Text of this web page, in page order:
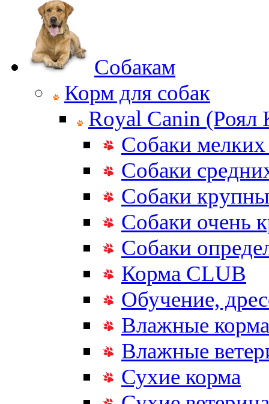
Собакам
Корм для собак
Royal Canin (Роял
Собаки мелких
Собаки
Собаки
Собаки очень
Собаки
Корма CLUB
Обучение,
Влажные корма
Влажные
Сухие корма